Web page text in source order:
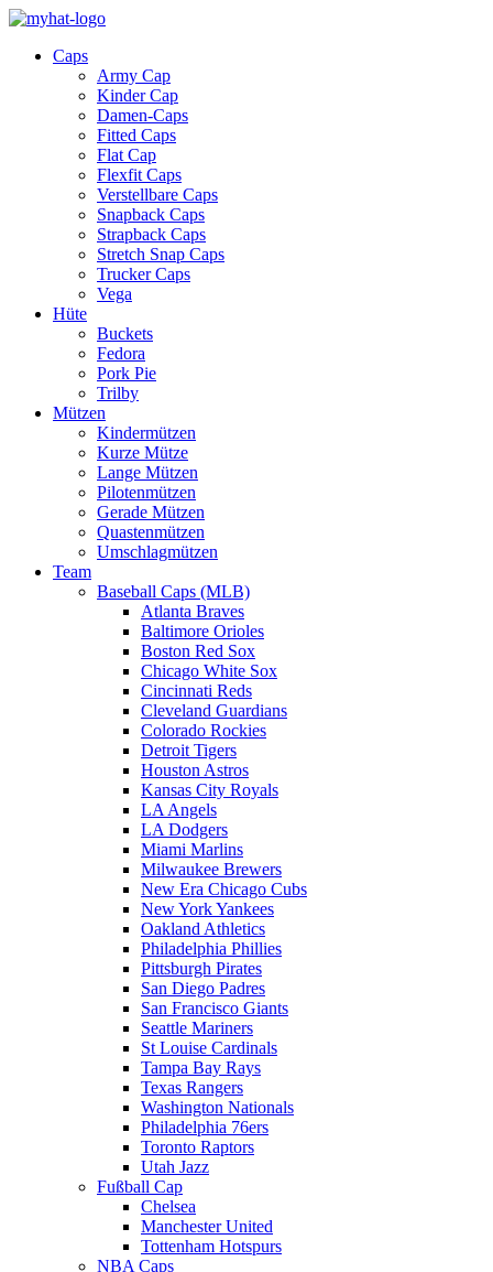
Caps
Army Cap
Kinder Cap
Damen-Caps
Fitted Caps
Flat Cap
Flexfit Caps
Verstellbare Caps
Snapback Caps
Strapback Caps
Stretch Snap Caps
Trucker Caps
Vega
Hüte
Buckets
Fedora
Pork Pie
Trilby
Mützen
Kindermützen
Kurze Mütze
Lange Mützen
Pilotenmützen
Gerade Mützen
Quastenmützen
Umschlagmützen
Team
Baseball Caps (MLB)
Atlanta Braves
Baltimore Orioles
Boston Red Sox
Chicago White Sox
Cincinnati Reds
Cleveland Guardians
Colorado Rockies
Detroit Tigers
Houston Astros
Kansas City Royals
LA Angels
LA Dodgers
Miami Marlins
Milwaukee Brewers
New Era Chicago Cubs
New York Yankees
Oakland Athletics
Philadelphia Phillies
Pittsburgh Pirates
San Diego Padres
San Francisco Giants
Seattle Mariners
St Louise Cardinals
Tampa Bay Rays
Texas Rangers
Washington Nationals
Philadelphia 76ers
Toronto Raptors
Utah Jazz
Fußball Cap
Chelsea
Manchester United
Tottenham Hotspurs
NBA Caps